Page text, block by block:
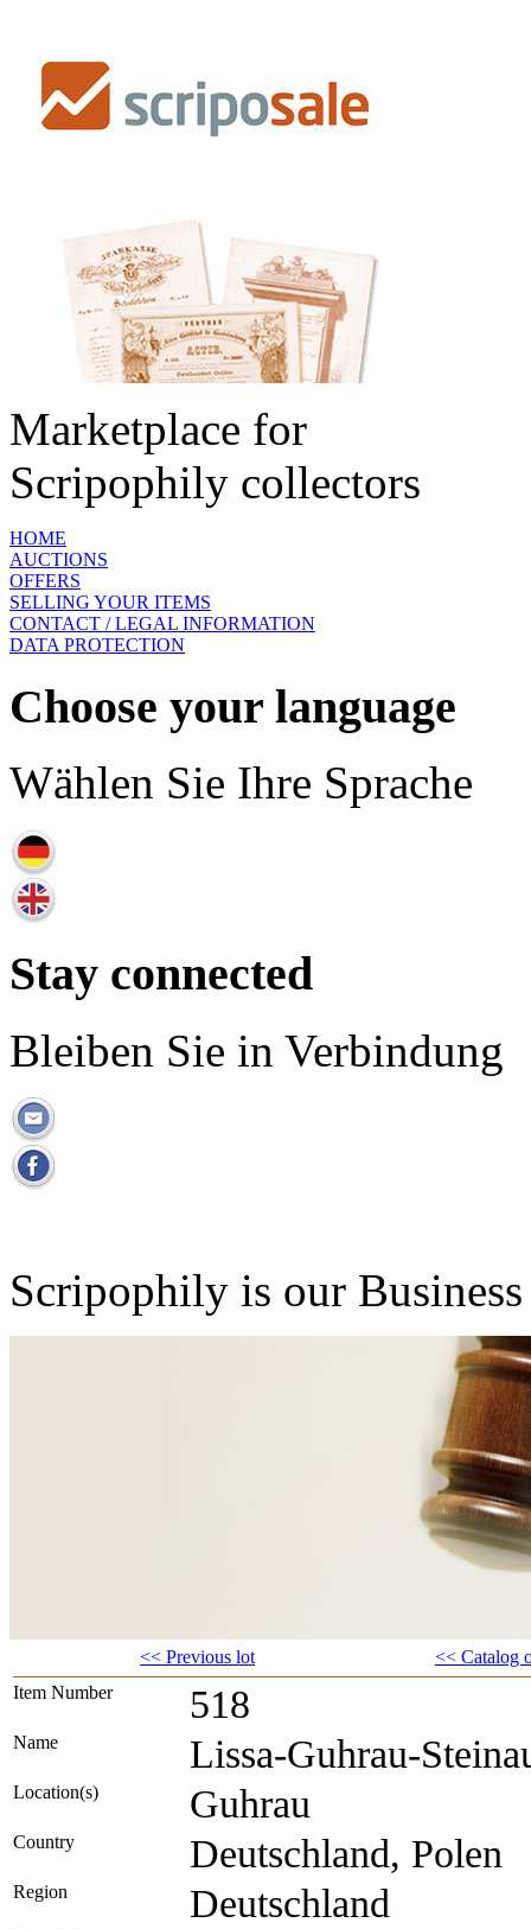
Marketplace for
Scripophily collectors
HOME
AUCTIONS
OFFERS
SELLING YOUR ITEMS
CONTACT / LEGAL INFORMATION
DATA PROTECTION
Choose your language
Wählen Sie Ihre Sprache
Stay connected
Bleiben Sie in Verbindung
Scripophily is our
<< Previous lot
<< Catalog
Item Number
518
Name Lissa-Guhrau-
Location(s) Guhrau
Country Deutschland, Polen
Region Deutschland